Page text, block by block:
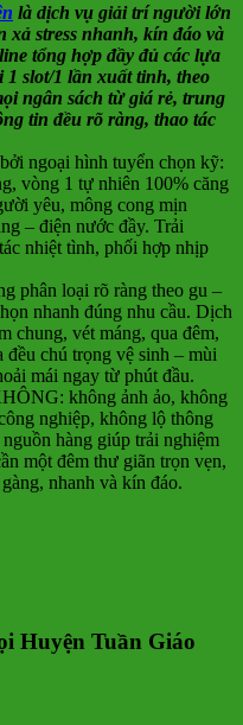
là dịch vụ giải trí người lớn
xả stress nhanh, kín đáo và
tổng hợp đầy đủ các lựa
1 slot/1 lần xuất tinh, theo
ngân sách từ giá rẻ, trung
tin đều rõ ràng, thao tác
ngoại hình tuyển chọn kỹ:
vòng 1 tự nhiên 100% căng
yêu, mông cong mịn
– điện nước đầy. Trải
nhiệt tình, phối hợp nhịp
phân loại rõ ràng theo gu –
nhanh đúng nhu cầu. Dịch
chung, vét máng, qua đêm,
chú trọng vệ sinh – mùi
mái ngay từ phút đầu.
không ảnh ảo, không
nghiệp, không lộ thông
hàng giúp trải nghiệm
một đêm thư giãn trọn vẹn,
nhanh và kín đáo.
Huyện Tuần Giáo